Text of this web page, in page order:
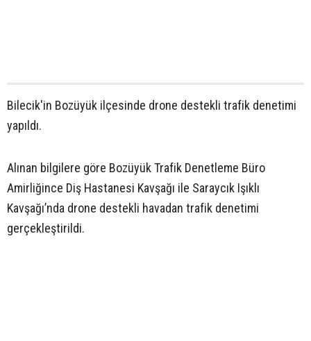
Bilecik'in Bozüyük ilçesinde drone destekli trafik denetimi
yapıldı.
Alınan bilgilere göre Bozüyük Trafik Denetleme Büro
Amirliğince Diş Hastanesi Kavşağı ile Saraycık Işıklı
Kavşağı’nda drone destekli havadan trafik denetimi
gerçekleştirildi.